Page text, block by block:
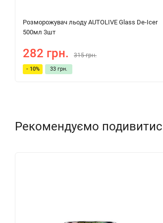
Розморожувач льоду AUTOLIVE Glass De-Icer
500мл 3шт
282 грн. 315 грн.
- 10% 33 грн.
Рекомендуємо